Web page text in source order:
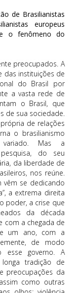
de Brasilianistas
europeus
o fenômeno do
preocupados. A
das instituições de
do Brasil por
a vasta rede de
o Brasil, que
de sua sociedade.
de relações
o brasilianismo
Mas a
do seu
da liberdade de
nos reúne.
vêm se dedicando
a extrema direita
poder, a crise que
da década
com a chegada de
um ano, com a
de modo
esse governo. A
tradição de
preocupações da
como outras